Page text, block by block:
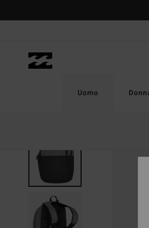
prodotto
Uomo